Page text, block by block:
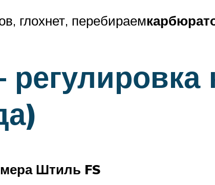
глохнет, перебираем
Штиль FS